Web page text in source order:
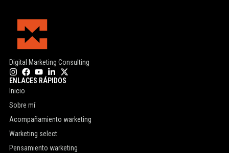
Digital Marketing Consulting
ENLACES RÁPIDOS
Inicio
Sobre mí
Acompañamiento warketing
Warketing select
Pensamiento warketing